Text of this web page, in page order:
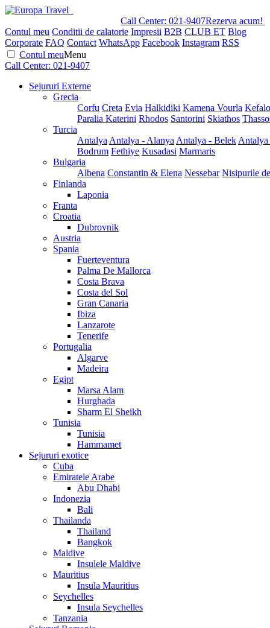
Call Center: 021-9407Rezerva acum!
Contul meu Conditii de calatorie Impresii B2B CLUB ET Blog
Corporate FAQ Contact WhatsApp Facebook Instagram RSS
Contul meuMenu
Call Center: 021-9407
Sejururi Externe
Grecia
Corfu Creta Evia Halkidiki Kamena Vourla
Paralia Katerini Rhodos Santorini Skiathos
Turcia
Antalya Antalya - Alanya Antalya - Belek
Bodrum Fethiye Kusadasi Marmaris
Bulgaria
Albena Constantin & Elena Nessebar Nisipurile
Finlanda
Laponia
Franta
Croatia
Dubrovnik
Austria
Spania
Fuerteventura
Palma De Mallorca
Costa Brava
Costa del Sol
Gran Canaria
Ibiza
Lanzarote
Tenerife
Portugalia
Algarve
Madeira
Egipt
Marsa Alam
Hurghada
Sharm El Sheikh
Tunisia
Tunisia
Hammamet
Sejururi exotice
Cuba
Emiratele Arabe
Abu Dhabi
Indonezia
Bali
Thailanda
Thailand
Bangkok
Maldive
Insulele Maldive
Mauritius
Insula Mauritius
Seychelles
Insula Seychelles
Tanzania